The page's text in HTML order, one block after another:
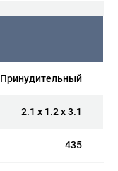
Принудительный
2.1 x 1.2 x 3.1
435